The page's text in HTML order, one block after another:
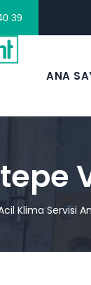
39
ANA
Klima Servisi